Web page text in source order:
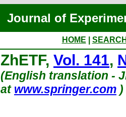
Journal of
HOME
ZhETF, Vol. 141,
(English translation -
at www.springer.com )